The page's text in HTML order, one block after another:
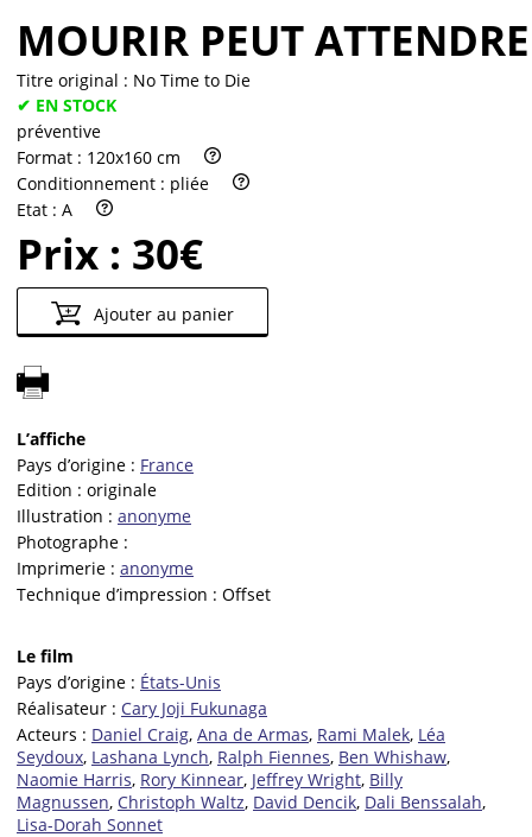
MOURIR PEUT ATTENDRE
Titre original : No Time to Die
✔ EN STOCK
préventive
Format : 120x160 cm
Conditionnement : pliée
Etat : A
Prix : 30€
Ajouter au panier
L’affiche
Pays d’origine : France
Edition : originale
Illustration : anonyme
Photographe :
Imprimerie : anonyme
Technique d’impression : Offset
Le film
Pays d’origine : États-Unis
Réalisateur : Cary Joji Fukunaga
Acteurs : Daniel Craig, Ana de Armas, Rami Malek, Léa
Seydoux, Lashana Lynch, Ralph Fiennes, Ben Whishaw,
Naomie Harris, Rory Kinnear, Jeffrey Wright, Billy
Magnussen, Christoph Waltz, David Dencik, Dali Benssalah,
Lisa-Dorah Sonnet